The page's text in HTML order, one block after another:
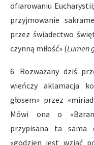
ofiarowaniu
przyjmowanie
przez świadectwo
czynną miłość» (Lumen
6. Rozważany dziś
wieńczy aklamacja
głosem» przez
Mówi ona o
przypisana ta sama
«godzien jest wziąć